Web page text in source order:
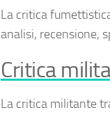
La critica
analisi, recensione,
Critica
La critica militante